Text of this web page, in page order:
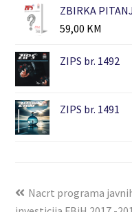
ZBIRKA
59,00 KM
ZIPS br. 1492
ZIPS br. 1491
Nacrt programa